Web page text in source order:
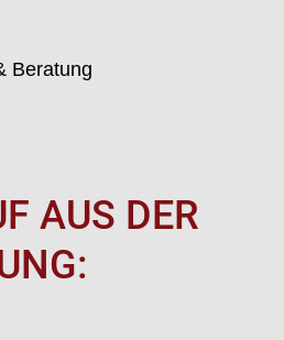
Beratung
AUS DER